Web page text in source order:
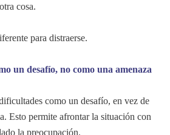
cosa.
para distraerse.
un desafío, no como una amenaza
como un desafío, en vez de
Esto permite afrontar la situación con
la preocupación.